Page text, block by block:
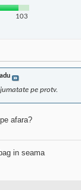
103
pe protv.
afara?
in seama